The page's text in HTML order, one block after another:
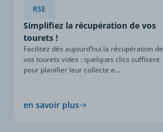
RSE
Simplifiez la récupération de vos
tourets !
Facilitez dès aujourd’hui la récupération de
vos tourets vides : quelques clics suffisent
pour planifier leur collecte e...
en savoir plus